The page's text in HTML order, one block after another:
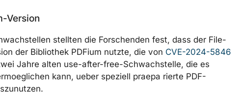
Version
stellten die Forschenden fest, dass der File-
der Bibliothek PDFium nutzte, die von CVE-2024-5846
Jahre alten use-after-free-Schwachstelle, die es
kann, ueber speziell praepa rierte PDF-